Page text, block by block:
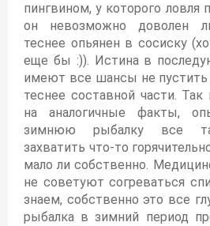
пингвином, у которого ловля
он невозможно доволен
теснее опьянен в сосиску
еще бы :)). Истина в
имеют все шансы не пустить
теснее составной части.
на аналогичные факты,
зимнюю рыбалку все
захватить что-то
мало ли собственно.
не советуют согреваться
знаем, собственно это все
рыбалка в зимний период